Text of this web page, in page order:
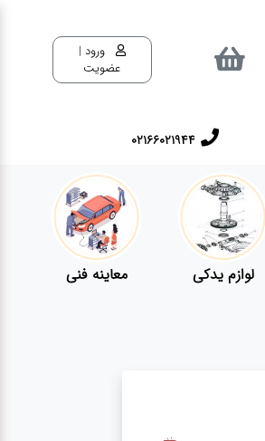
ورود |
عضویت
02166021944
لوازم یدکی معاینه فنی